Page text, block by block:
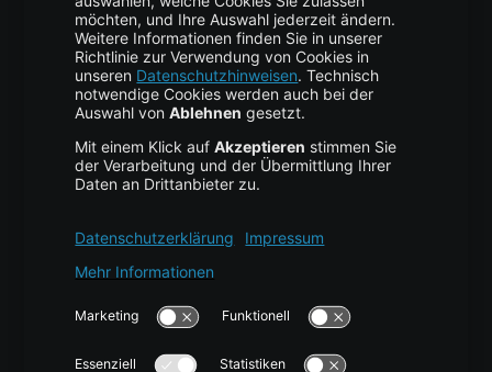
Business Hosting
Cloud Storage
Cloud Anbieter
Leitfaden & Übersicht